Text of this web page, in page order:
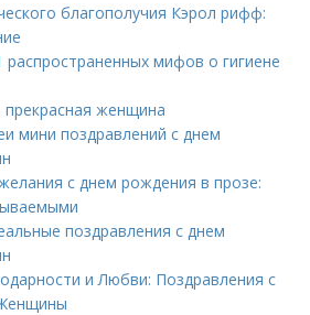
благополучия Кэрол рифф:
мифов о гигиене
женщина
мини поздравлений с днем
с днем рождения в прозе:
поздравления с днем
и Любви: Поздравления с